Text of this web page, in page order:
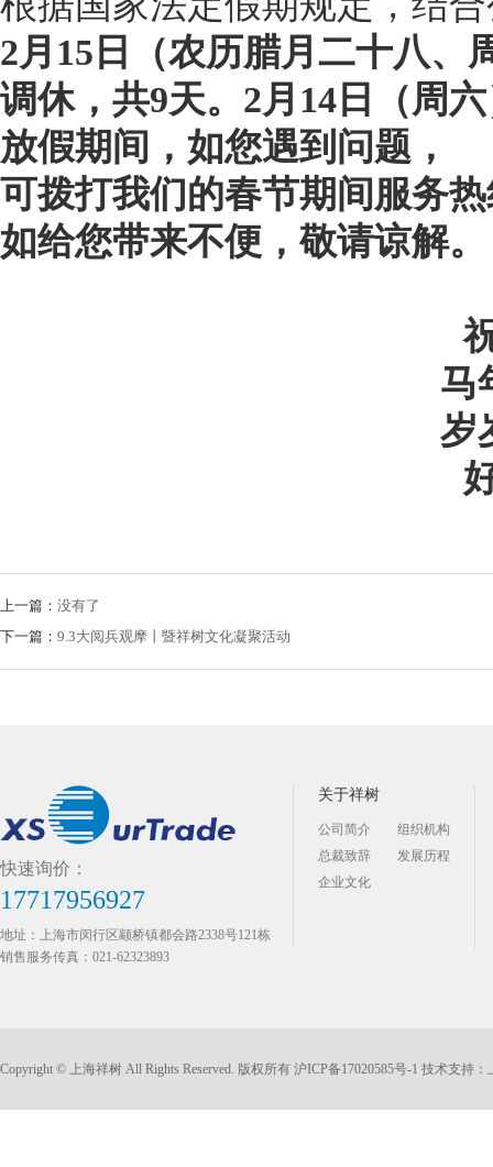
2月15日（农历腊月二十八、
调休，共9天。2月14日（周
放假期间，如您遇到问题，
可拨打我们的春节期间服务
如给您带来不便，敬请谅解。
马
岁
上一篇： 没有了
下一篇： 9.3大阅兵观摩丨暨祥树文化凝聚活动
快速询价：
17717956927
地址：上海市闵行区颛桥镇都会路2338号121栋
销售服务传真：021-62323893
关于祥树
公司简介
组织机构
总裁致辞
发展历程
企业文化
Copyright © 上海祥树 All Rights Reserved. 版权所有 沪ICP备17020585号-1 技术支持：